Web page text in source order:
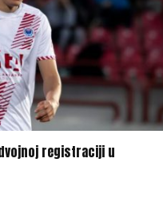
registraciji u